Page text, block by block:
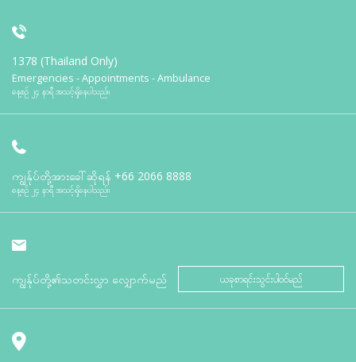
1378 (Thailand Only)
Emergencies - Appointments - Ambulance
နေ့စဉ် ၂၄ နာရီ အသင့်ရှိနေပါသည်။
ကျွန်ုပ်တို့အားခေါ်ဆိုရန် +66 2066 8888
နေ့စဉ် ၂၄ နာရီ အသင့်ရှိနေပါသည်။
ကျွန်ုပ်တို့၏သတင်းလွှာ လျှောက်မည် ယခုစာရင်းသွင်းပါဝင်မည်